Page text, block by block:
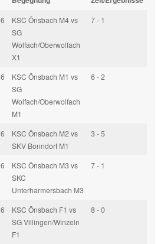
KSC Önsbach M4 vs
SG
Wolfach/Oberwolfach
X1
7 - 1
KSC Önsbach M1 vs
SG
Wolfach/Oberwolfach
M1
6 - 2
KSC Önsbach M2 vs
SKV Bonndorf M1
3 - 5
KSC Önsbach M3 vs
SKC
Unterharmersbach M3
7 - 1
KSC Önsbach F1 vs
SG Villingen/Winzeln
F1
8 - 0